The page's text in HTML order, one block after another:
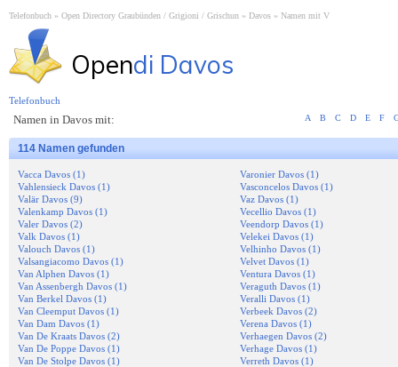
Telefonbuch Open Directory Graubünden / Grigioni / Grischun Davos Namen mit V
Opendi Davos
Namen in Davos mit: A B C D E F
114 Namen gefunden
Vacca Davos (1)
Vahlensieck Davos (1)
Valär Davos (9)
Valenkamp Davos (1)
Valer Davos (2)
Valk Davos (1)
Valouch Davos (1)
Valsangiacomo Davos (1)
Van Alphen Davos (1)
Van Assenbergh Davos (1)
Van Berkel Davos (1)
Van Cleemput Davos (1)
Van Dam Davos (1)
Van De Kraats Davos (2)
Van De Poppe Davos (1)
Van De Stolpe Davos (1)
Varonier Davos (1)
Vasconcelos Davos (1)
Vaz Davos (1)
Vecellio Davos (1)
Veendorp Davos (1)
Velekei Davos (1)
Velhinho Davos (1)
Velvet Davos (1)
Ventura Davos (1)
Veraguth Davos (1)
Veralli Davos (1)
Verbeek Davos (2)
Verena Davos (1)
Verhaegen Davos (2)
Verhage Davos (1)
Verreth Davos (1)
Telefonbuch